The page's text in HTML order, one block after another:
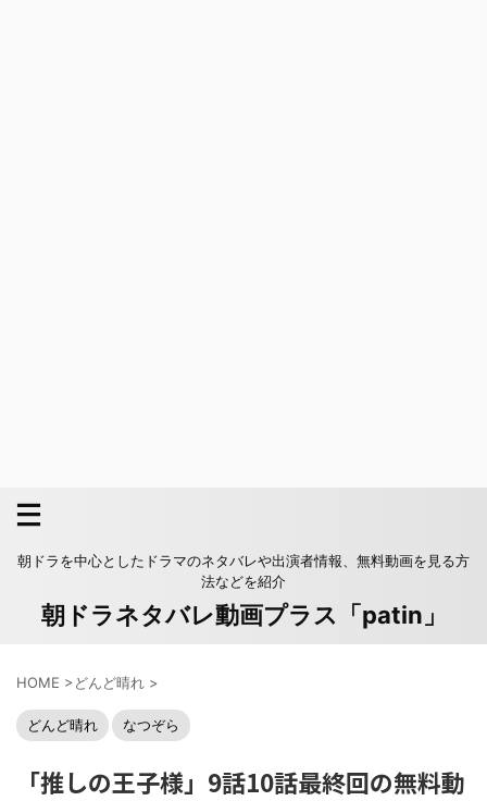
朝ドラを中心としたドラマのネタバレや出演者情報、無料動画を見る方
法などを紹介
朝ドラネタバレ動画プラス「patin」
HOME >どんど晴れ >
どんど晴れ なつぞら
「推しの王子様」9話10話最終回の無料動